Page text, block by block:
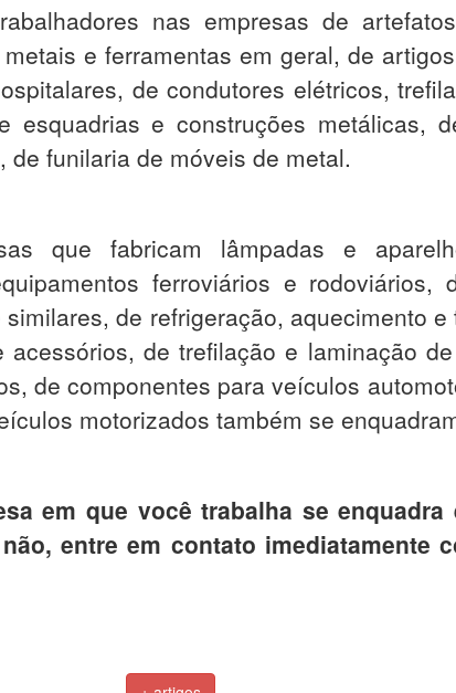
nas empresas de
e ferramentas em geral, de
de condutores elétricos,
esquadrias e construções metálicas,
funilaria de móveis de metal.
que fabricam lâmpadas e
ferroviários e rodoviários,
de refrigeração, aquecimento e
de trefilação e laminação
de componentes para veículos
motorizados também se
em que você trabalha se
entre em contato imediatamente